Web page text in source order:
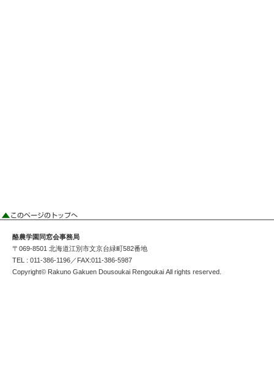
酪農学園同窓会事務局
〒069-8501 北海道江別市文京台緑町582番地
TEL : 011-386-1196／FAX:011-386-5987
Copyright© Rakuno Gakuen Dousoukai Rengoukai All rights reserved.